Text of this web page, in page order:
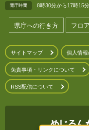
開庁時間 8時30分から17時15
県庁への行き方 フロ
サイトマップ 個人情
免責事項・リンクについて
RSS配信について